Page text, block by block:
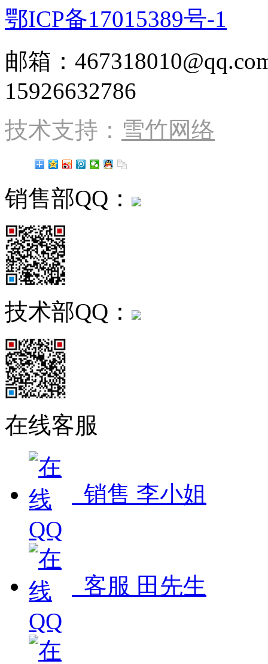
鄂ICP备17015389号-1
邮箱：
15926632786
技术支持： 雪竹网络
销售部QQ：
技术部QQ：
在线客服
销售 李小姐
客服 田先生